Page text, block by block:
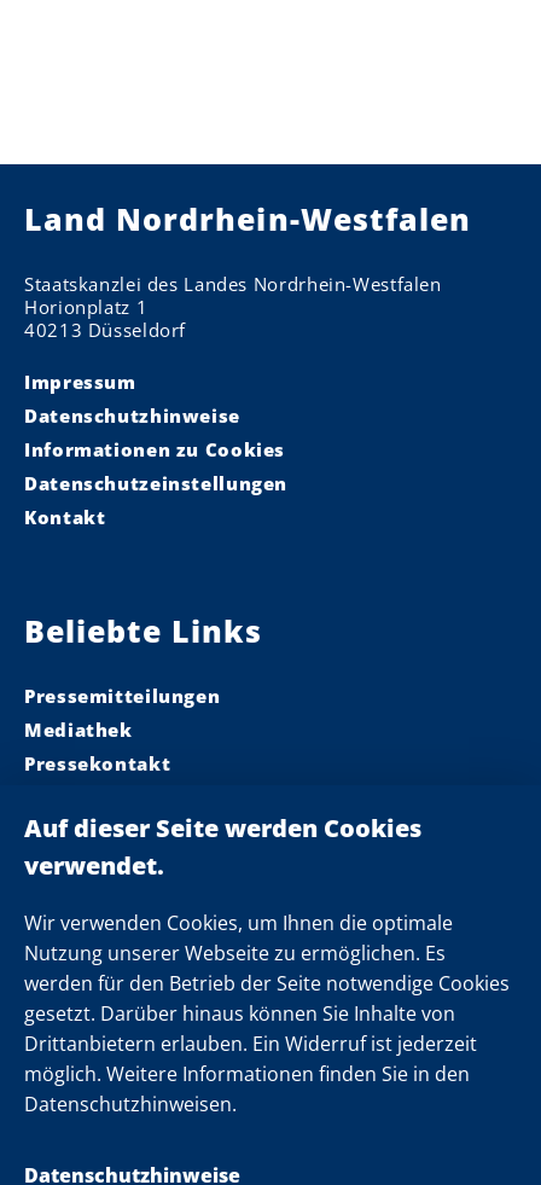
Wir verwenden Cookies, um Ihnen die optimale
Nutzung unserer Webseite zu ermöglichen. Es
werden für den Betrieb der Seite notwendige Cookies
gesetzt. Darüber hinaus können Sie Inhalte von
Drittanbietern erlauben. Ein Widerruf ist jederzeit
möglich. Weitere Informationen finden Sie in den
Datenschutzhinweisen.
Datenschutzhinweise
Land Nordrhein-Westfalen
Staatskanzlei des Landes Nordrhein-Westfalen
Horionplatz 1
40213 Düsseldorf
Impressum
Datenschutzhinweise
Informationen zu Cookies
Datenschutzeinstellungen
Kontakt
Beliebte Links
Pressemitteilungen
Mediathek
Pressekontakt
Landeskabinett
Einsamkeit
Folgen Sie uns